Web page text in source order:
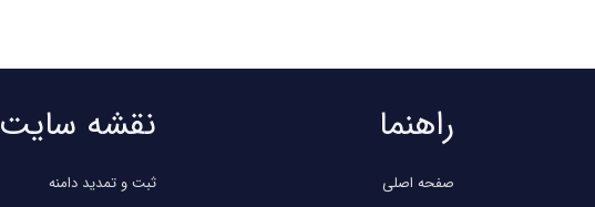
راهنما
صفحه اصلی
نقشه سایت
ثبت و تمدید دامنه